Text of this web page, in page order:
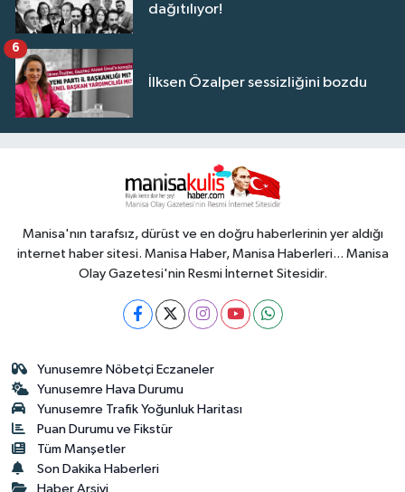
dağıtılıyor!
İlksen Özalper sessizliğini bozdu
6
Manisa'nın tarafsız, dürüst ve en doğru haberlerinin yer aldığı
internet haber sitesi. Manisa Haber, Manisa Haberleri... Manisa
Olay Gazetesi'nin Resmi İnternet Sitesidir.
Yunusemre Nöbetçi Eczaneler
Yunusemre Hava Durumu
Yunusemre Trafik Yoğunluk Haritası
Puan Durumu ve Fikstür
Tüm Manşetler
Son Dakika Haberleri
Haber Arşivi